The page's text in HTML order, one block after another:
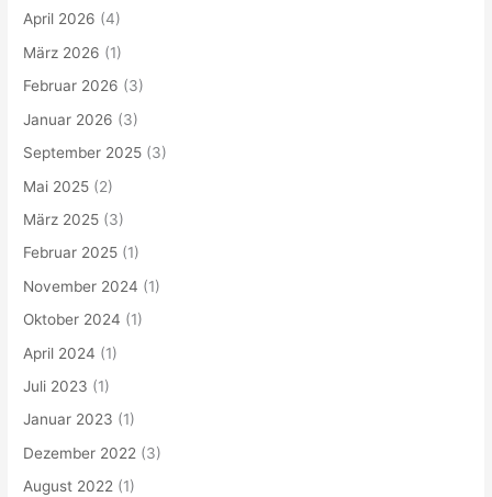
April 2026 (4)
März 2026 (1)
Februar 2026 (3)
Januar 2026 (3)
September 2025 (3)
Mai 2025 (2)
März 2025 (3)
Februar 2025 (1)
November 2024 (1)
Oktober 2024 (1)
April 2024 (1)
Juli 2023 (1)
Januar 2023 (1)
Dezember 2022 (3)
August 2022 (1)